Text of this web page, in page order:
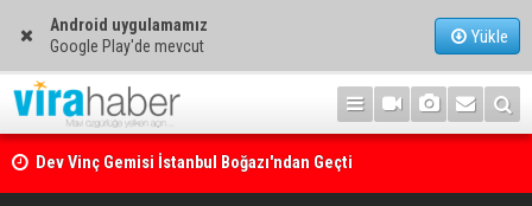
Android uygulamamız
Google Play'de mevcut
Yükle
Dev Vinç Gemisi İstanbul Boğazı'ndan Geçti
Ege Denizi’nin En Büyük Mercan Ormanı